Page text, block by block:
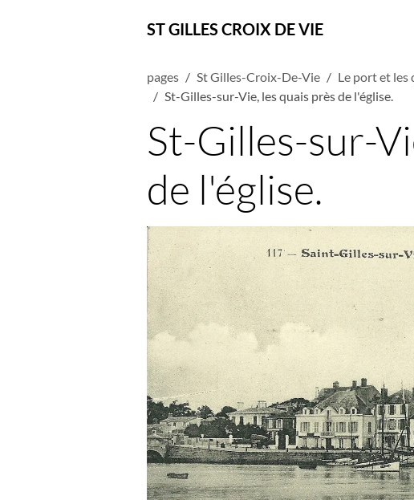
ST GILLES CROIX DE VIE
pages St Gilles-Croix-De-Vie
Le port et les
St-Gilles-sur-Vie, les quais près de l'église.
St-Gilles-sur-
de l'église.